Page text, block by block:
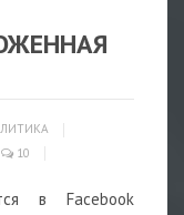
10
в Facebook